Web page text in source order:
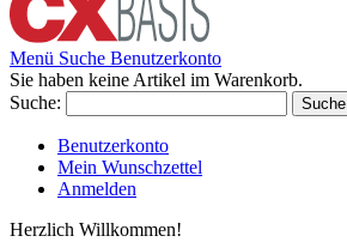
Menü Suche Benutzerkonto
Sie haben keine Artikel im Warenkorb.
Suche:
Suche
Benutzerkonto
Mein Wunschzettel
Anmelden
Herzlich Willkommen!